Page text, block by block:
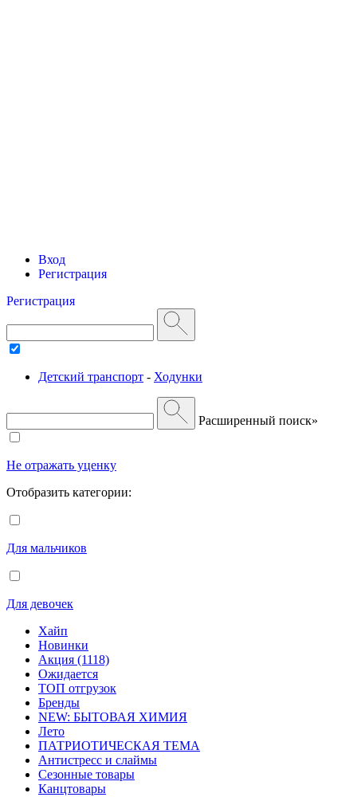
Вход
Регистрация
Регистрация
Детский транспорт - Ходунки
Расширенный поиск»
Не отражать уценку
Отобразить категории:
Для мальчиков
Для девочек
Хайп
Новинки
Акция (1118)
Ожидается
ТОП отгрузок
Бренды
NEW: БЫТОВАЯ ХИМИЯ
Лето
ПАТРИОТИЧЕСКАЯ ТЕМА
Антистресс и слаймы
Сезонные товары
Канцтовары